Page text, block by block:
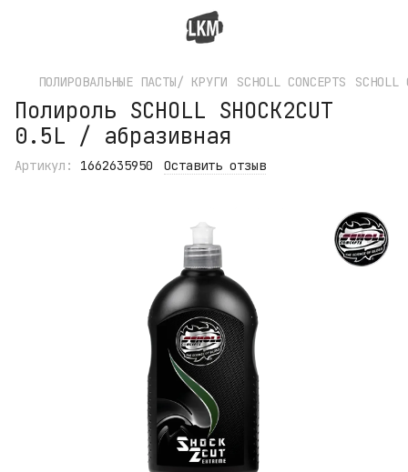
ПОЛИРОВАЛЬНЫЕ ПАСТЫ/ КРУГИ SCHOLL CONCEPTS SCHOLL
Полироль SCHOLL SHOCK2CUT
0.5L / абразивная
Артикул: 1662635950 Оставить отзыв